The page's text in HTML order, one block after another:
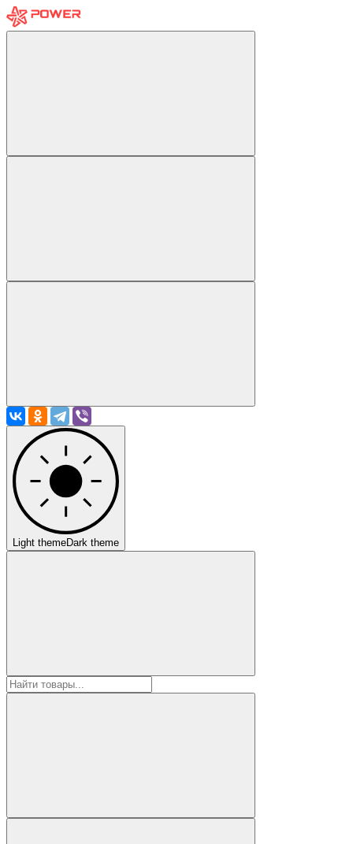
Light themeDark theme